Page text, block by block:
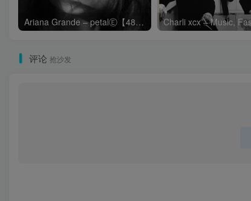
Ariana Grande – petalⒺ【48kHz／24bit】英国区
评论 抢沙发